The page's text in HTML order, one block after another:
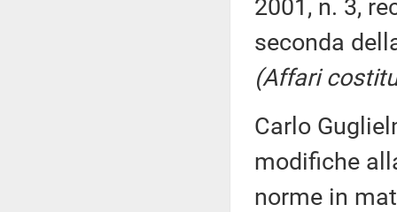
2001, n. 3,
seconda
(Affari
Carlo
modifiche
norme in